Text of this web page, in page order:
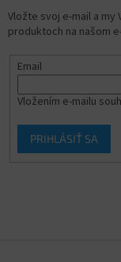
Vložte svoj e-mail a
produktoch na našom
Email
Vložením e-mailu
PRIHLÁSIŤ SA